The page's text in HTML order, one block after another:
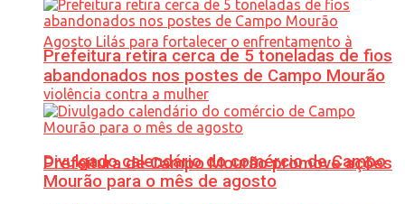
Prefeitura de Campo Mourão promove ações
Prefeitura retira cerca de 5 toneladas de fios
abandonados nos postes de Campo Mourão
Divulgado calendário do comércio de Campo
Mourão para o mês de agosto